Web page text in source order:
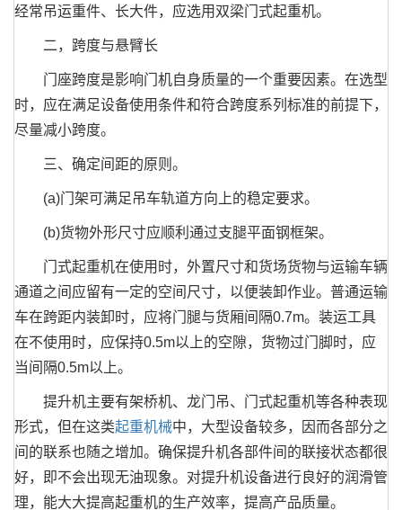
经常吊运重件、长大件，应选用双梁门式起重机。
二，跨度与悬臂长
门座跨度是影响门机自身质量的一个重要因素。在选型
时，应在满足设备使用条件和符合跨度系列标准的前提下，
尽量减小跨度。
三、确定间距的原则。
(a)门架可满足吊车轨道方向上的稳定要求。
(b)货物外形尺寸应顺利通过支腿平面钢框架。
门式起重机在使用时，外置尺寸和货场货物与运输车辆
通道之间应留有一定的空间尺寸，以便装卸作业。普通运输
车在跨距内装卸时，应将门腿与货厢间隔0.7m。装运工具
在不使用时，应保持0.5m以上的空隙，货物过门脚时，应
当间隔0.5m以上。
提升机主要有架桥机、龙门吊、门式起重机等各种表现
形式，但在这类起重机械中，大型设备较多，因而各部分之
间的联系也随之增加。确保提升机各部件间的联接状态都很
好，即不会出现无油现象。对提升机设备进行良好的润滑管
理，能大大提高起重机的生产效率，提高产品质量。